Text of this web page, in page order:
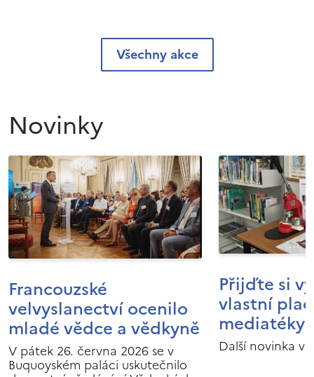
Všechny akce
Novinky
Francouzské
velvyslanectví ocenilo
mladé vědce a vědkyně
V pátek 26. června 2026 se v
Buquoyském paláci uskutečnilo
Přijďte si
vlastní
mediatéky
Další novinka v